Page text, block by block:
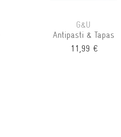
G&U
Antipasti & Tapas
11,99 €